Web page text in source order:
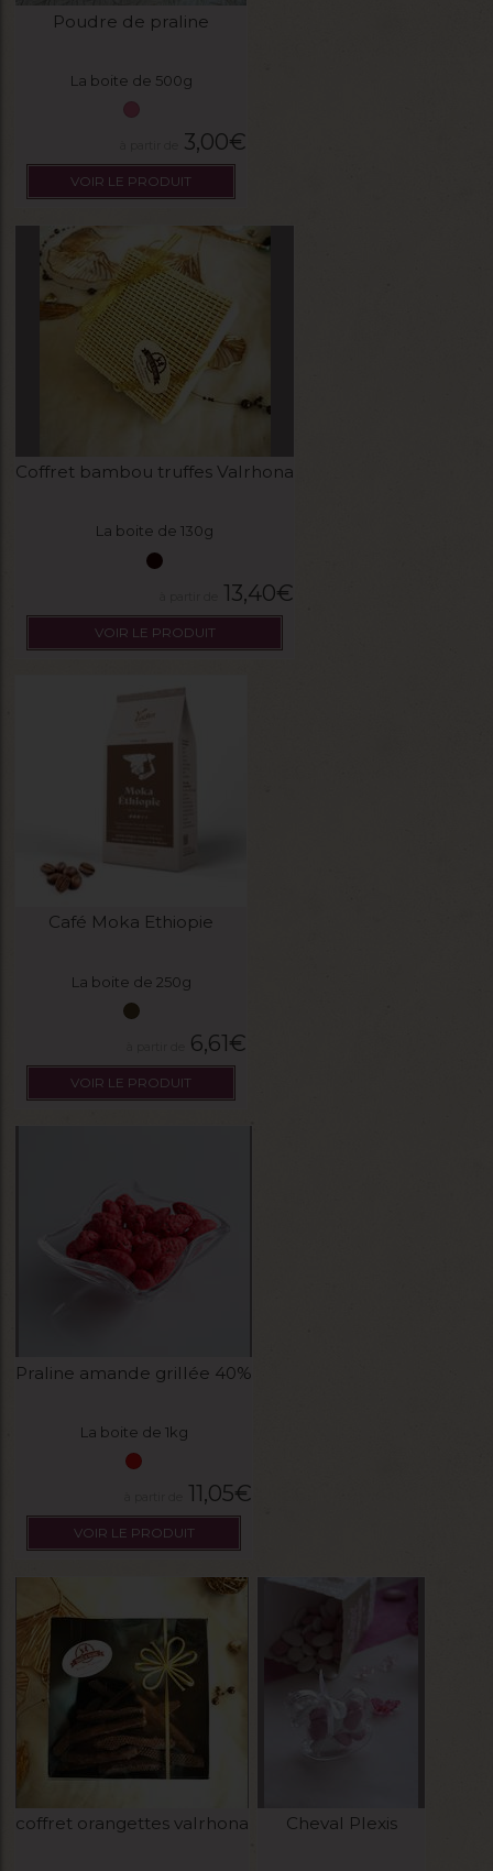
Poudre de praline
La boite de 500g
3,00€
VOIR LE PRODUIT
Coffret bambou truffes Valrhona
La boite de 130g
13,40€
VOIR LE PRODUIT
Café Moka Ethiopie
La boite de 250g
6,61€
VOIR LE PRODUIT
Praline amande grillée 40%
La boite de 1kg
11,05€
VOIR LE PRODUIT
coffret orangettes valrhona Cheval Plexis